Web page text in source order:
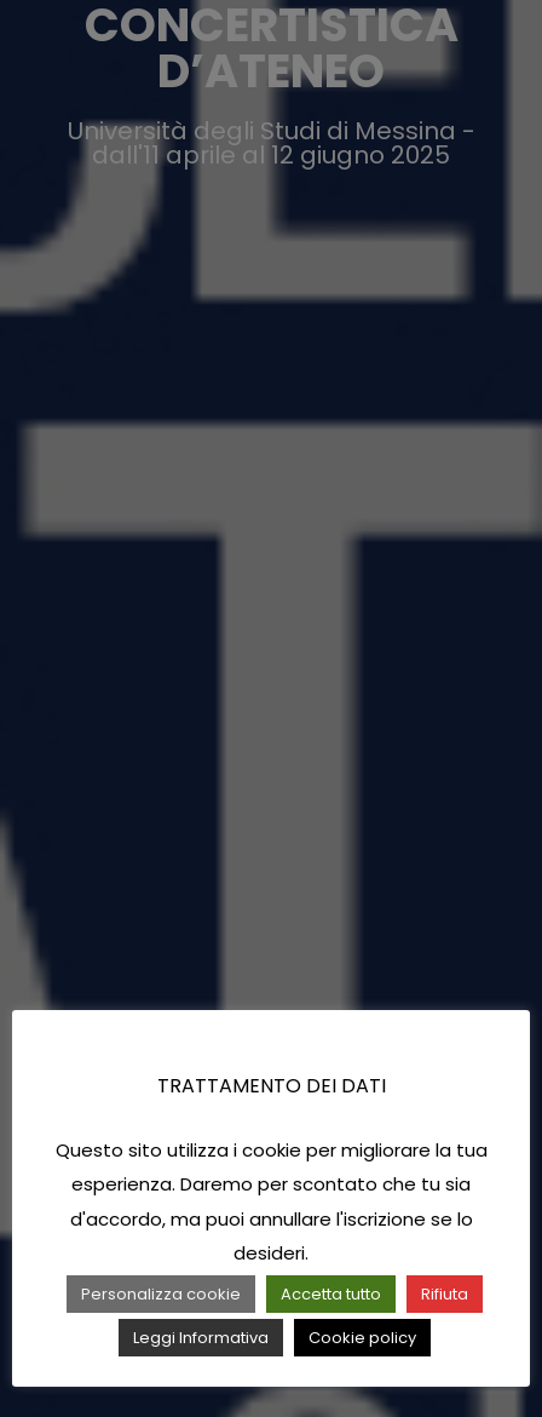
CONCERTISTICA
D’ATENEO
Università degli Studi di Messina -
dall'11 aprile al 12 giugno 2025
TRATTAMENTO DEI DATI
Questo sito utilizza i cookie per migliorare la tua
esperienza. Daremo per scontato che tu sia
d'accordo, ma puoi annullare l'iscrizione se lo
desideri.
Personalizza cookie Accetta tutto
Rifiuta
Leggi Informativa
Cookie policy